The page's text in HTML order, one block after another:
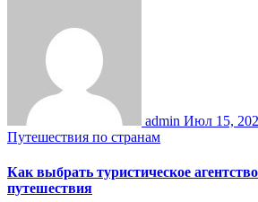
admin Июл 15,
Путешествия по странам
Как выбрать туристическое
путешествия